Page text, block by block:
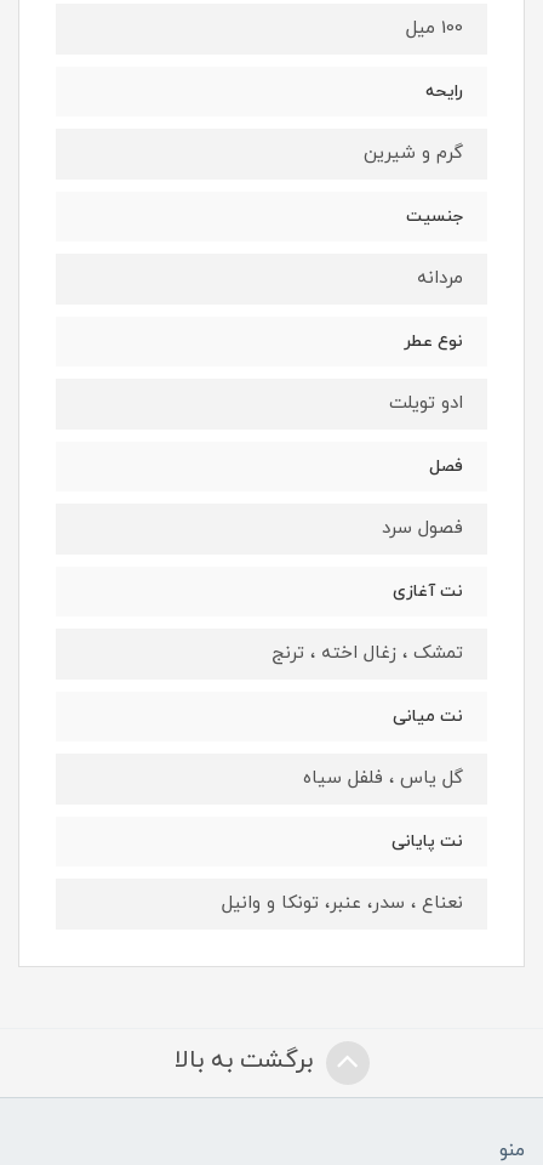
100 میل
رایحه
گرم و شیرین
جنسیت
مردانه
نوع عطر
ادو تویلت
فصل
فصول سرد
نت آغازی
تمشک ، زغال اخته ، ترنج
نت میانی
گل یاس ، فلفل سیاه
نت پایانی
نعناع ، سدر، عنبر، تونکا و وانیل
برگشت به بالا
منو